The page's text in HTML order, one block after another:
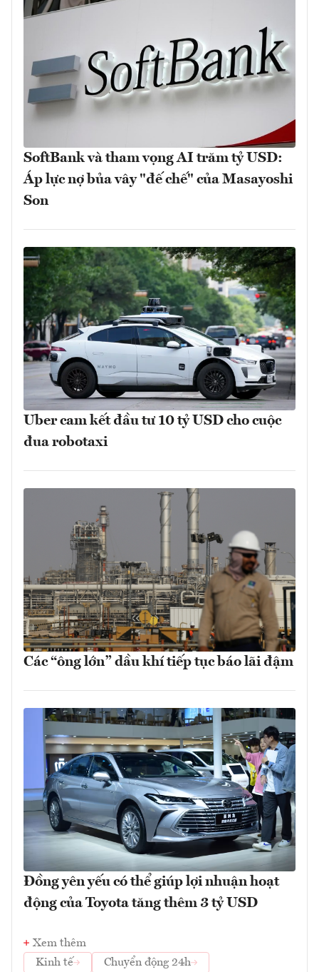
SoftBank và tham vọng AI trăm tỷ USD:
Áp lực nợ bủa vây "đế chế" của Masayoshi
Son
Uber cam kết đầu tư 10 tỷ USD cho cuộc
đua robotaxi
Các “ông lớn” dầu khí tiếp tục báo lãi đậm
Đồng yên yếu có thể giúp lợi nhuận hoạt
động của Toyota tăng thêm 3 tỷ USD
Xem thêm
Kinh tế
Chuyển động 24h